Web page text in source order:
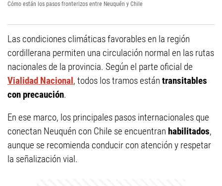
Cómo están los pasos fronterizos entre Neuquén y Chile
Las condiciones climáticas favorables en la región
cordillerana permiten una circulación normal en las rutas
nacionales de la provincia. Según el parte oficial de
Vialidad Nacional, todos los tramos están transitables
con precaución.
En ese marco, los principales pasos internacionales que
conectan Neuquén con Chile se encuentran habilitados,
aunque se recomienda conducir con atención y respetar
la señalización vial.